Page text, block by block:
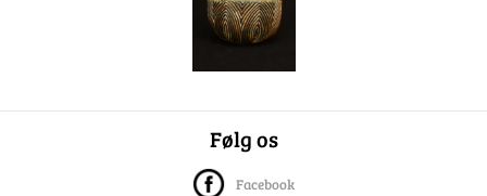
Følg os
Facebook